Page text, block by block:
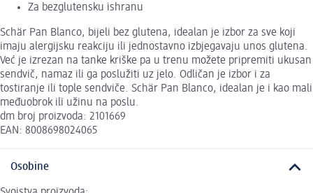
Za bezglutensku ishranu
Schär Pan Blanco, bijeli bez glutena, idealan je izbor za sve koji
imaju alergijsku reakciju ili jednostavno izbjegavaju unos glutena.
Već je izrezan na tanke kriške pa u trenu možete pripremiti ukusan
sendvič, namaz ili ga poslužiti uz jelo. Odličan je izbor i za
tostiranje ili tople sendviče. Schär Pan Blanco, idealan je i kao mali
međuobrok ili užinu na poslu.
dm broj proizvoda: 2101669
EAN: 8008698024065
Osobine